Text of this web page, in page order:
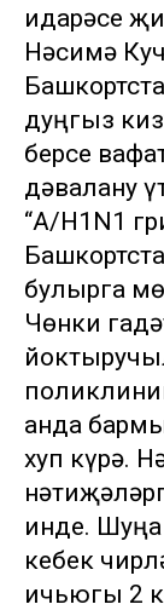
идарәсе
Нәсимә
дуңгыз
берсе
дәвалану
“А/H1N1
булырга
Чөнки
анда
хуп күрә.
инде. Шуңа
кебек
һичьюгы 2